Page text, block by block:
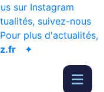
sur Instagram
suivez-nous
Pour plus d'actualités,
✦